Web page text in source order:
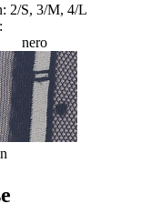
2/S, 3/M, 4/L